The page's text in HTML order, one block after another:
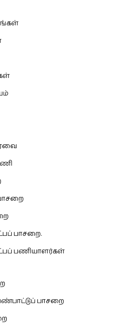
பாசறை.
பணியாளர்கள்
பாசறை